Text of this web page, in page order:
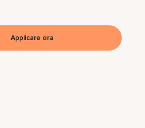
Applicare ora